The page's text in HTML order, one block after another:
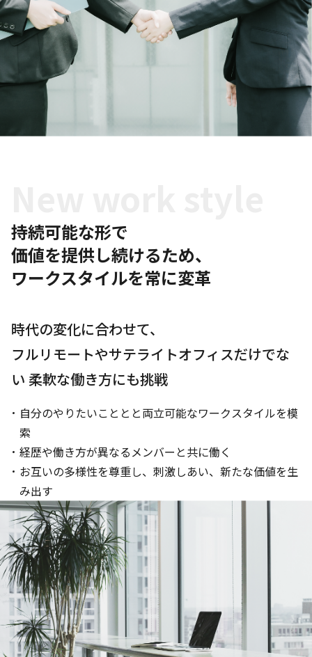
持続可能な形で
価値を提供し続けるため、
ワークスタイルを常に変革
時代の変化に合わせて、
フルリモートやサテライトオフィスだけでな
い 柔軟な働き方にも挑戦
自分のやりたいこととと両立可能なワークスタイルを模
索
経歴や働き方が異なるメンバーと共に働く
お互いの多様性を尊重し、刺激しあい、新たな価値を生
み出す